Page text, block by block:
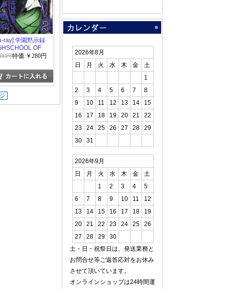
ray] 学園黙示録
OF
DEAD 2
円特価:￥280円
2026年8月
日
月 火 水 木 金
土
1
2
3 4 5 6 7
8
9
10 11 12 13 14
15
16
17 18 19 20 21
22
23
24 25 26 27 28
29
30
31
2026年9月
日
月 火 水 木 金
土
1
2 3 4
5
6
7 8 9 10 11
12
13
14 15 16 17 18
19
20
21 22 23 24 25
26
27
28 29
30
土・日・祝祭日は、発送業務と
お問合せ等ご返答応対をお休み
させて頂いています。
オンラインショップは24時間運